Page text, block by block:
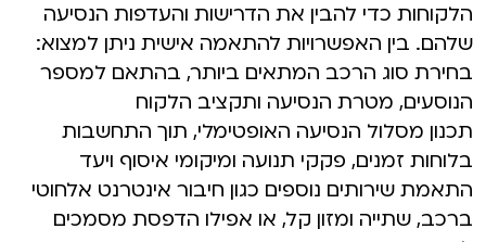
הלקוחות כדי להבין את הדרישות והעדפות הנסיעה
שלהם. בין האפשרויות להתאמה אישית ניתן למצוא:
בחירת סוג הרכב המתאים ביותר, בהתאם למספר
הנוסעים, מטרת הנסיעה ותקציב הלקוח
תכנון מסלול הנסיעה האופטימלי, תוך התחשבות
בלוחות זמנים, פקקי תנועה ומיקומי איסוף ויעד
התאמת שירותים נוספים כגון חיבור אינטרנט אלחוטי
ברכב, שתייה ומזון קל, או אפילו הדפסת מסמכים